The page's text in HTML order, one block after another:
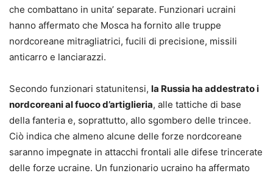
che combattano in unita’ separate. Funzionari ucraini
hanno affermato che Mosca ha fornito alle truppe
nordcoreane mitragliatrici, fucili di precisione, missili
anticarro e lanciarazzi.
Secondo funzionari statunitensi, la Russia ha addestrato i
nordcoreani al fuoco d’artiglieria, alle tattiche di base
della fanteria e, soprattutto, allo sgombero delle trincee.
Ciò indica che almeno alcune delle forze nordcoreane
saranno impegnate in attacchi frontali alle difese trincerate
delle forze ucraine. Un funzionario ucraino ha affermato